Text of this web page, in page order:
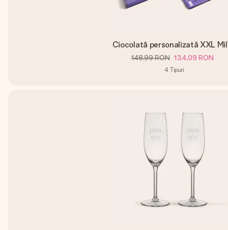
Ciocolată personalizată XXL
148,99 RON 134,09 RON
4 Tipuri